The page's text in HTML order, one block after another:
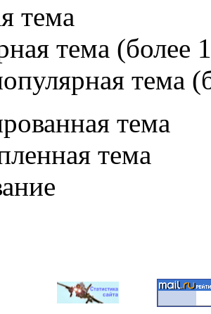
тема
тема (более
тема
тема
тема